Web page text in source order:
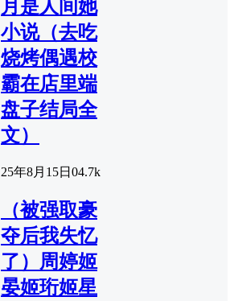
月是人间她
小说（去吃
烧烤偶遇校
霸在店里端
盘子结局全
文）
25年8月15日 04.7k
（被强取豪
夺后我失忆
了）周婷姬
晏姬珩姬星